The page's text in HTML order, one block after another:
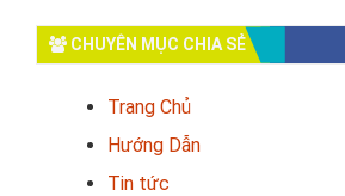
CHUYÊN MỤC CHIA SẺ
Trang Chủ
Hướng Dẫn
Tin tức